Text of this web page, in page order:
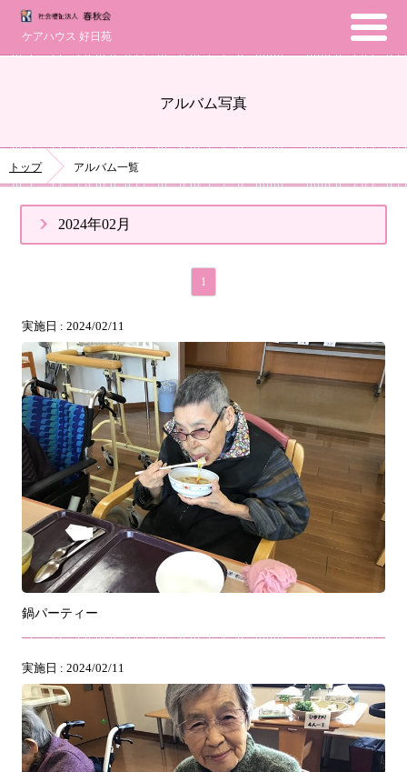
ケアハウス 好日苑
アルバム写真
トップ アルバム一覧
2024年02月
1
実施日 : 2024/02/11
鍋パーティー
実施日 : 2024/02/11